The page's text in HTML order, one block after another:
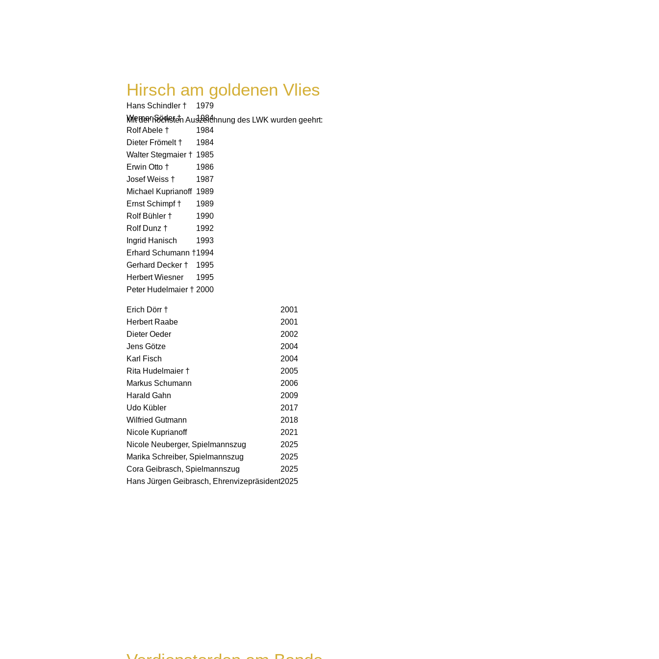
Hirsch am goldenen Vlies
Mit der höchsten Auszeichnung des LWK wurden geehrt:
Hans Schindler †
1979
Werner Söder †
1984
Rolf Abele †
1984
Dieter Frömelt †
1984
Walter Stegmaier † 1985
Erwin Otto †
1986
Josef Weiss †
1987
Michael Kuprianoff 1989
Ernst Schimpf †
1989
Rolf Bühler †
1990
Rolf Dunz †
1992
Ingrid Hanisch
1993
Erhard Schumann †1994
Gerhard Decker †
1995
Herbert Wiesner
1995
Peter Hudelmaier † 2000
Erich Dörr †
2001
Herbert Raabe
2001
Dieter Oeder
2002
Jens Götze
2004
Karl Fisch
2004
Rita Hudelmaier †
2005
Markus Schumann
2006
Harald Gahn
2009
Udo Kübler
2017
Wilfried Gutmann
2018
Nicole Kuprianoff
2021
Nicole Neuberger, Spielmannszug
2025
Marika Schreiber, Spielmannszug
2025
Cora Geibrasch, Spielmannszug
2025
Hans Jürgen Geibrasch, Ehrenvizepräsident2025